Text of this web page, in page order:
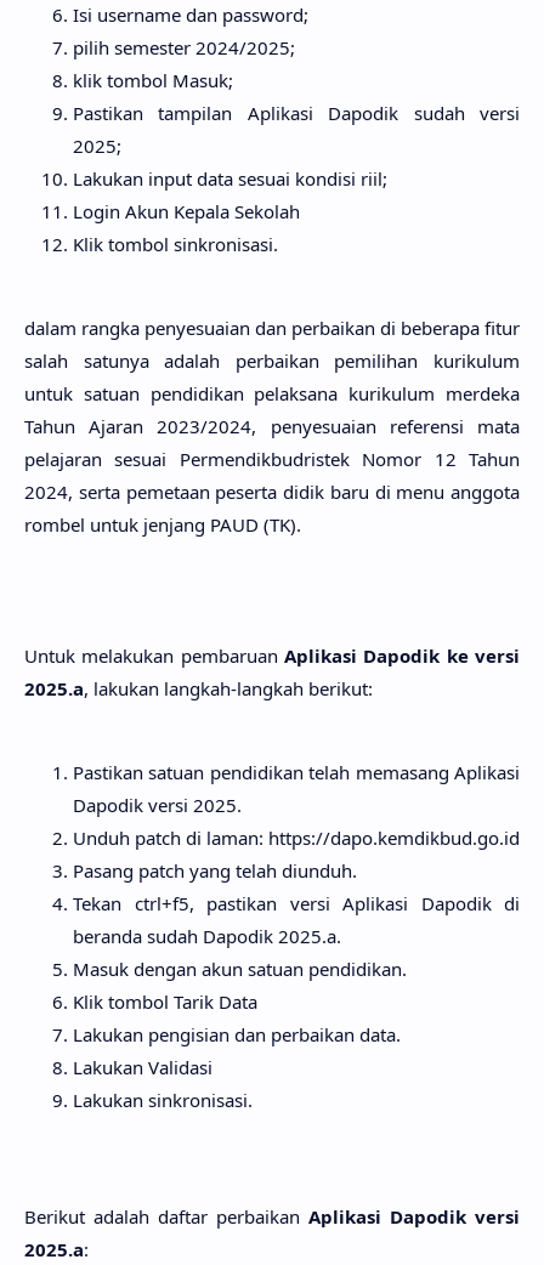
Isi username dan password;
pilih semester 2024/2025;
klik tombol Masuk;
Pastikan tampilan Aplikasi Dapodik sudah versi
2025;
Lakukan input data sesuai kondisi riil;
Login Akun Kepala Sekolah
Klik tombol sinkronisasi.
dalam rangka penyesuaian dan perbaikan di beberapa fitur
salah satunya adalah perbaikan pemilihan kurikulum
untuk satuan pendidikan pelaksana kurikulum merdeka
Tahun Ajaran 2023/2024, penyesuaian referensi mata
pelajaran sesuai Permendikbudristek Nomor 12 Tahun
2024, serta pemetaan peserta didik baru di menu anggota
rombel untuk jenjang PAUD (TK).
Untuk melakukan pembaruan Aplikasi Dapodik ke versi
2025.a, lakukan langkah-langkah berikut:
Pastikan satuan pendidikan telah memasang Aplikasi
Dapodik versi 2025.
Unduh patch di laman: https://dapo.kemdikbud.go.id
Pasang patch yang telah diunduh.
Tekan ctrl+f5, pastikan versi Aplikasi Dapodik di
beranda sudah Dapodik 2025.a.
Masuk dengan akun satuan pendidikan.
Klik tombol Tarik Data
Lakukan pengisian dan perbaikan data.
Lakukan Validasi
Lakukan sinkronisasi.
Berikut adalah daftar perbaikan Aplikasi Dapodik versi
2025.a: